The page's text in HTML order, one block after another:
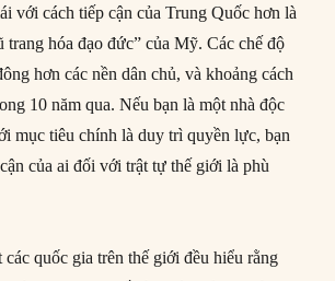
với cách tiếp cận của Trung Quốc hơn là
hóa đạo đức” của Mỹ. Các chế độ
hơn các nền dân chủ, và khoảng cách
10 năm qua. Nếu bạn là một nhà độc
mục tiêu chính là duy trì quyền lực, bạn
của ai đối với trật tự thế giới là phù
các quốc gia trên thế giới đều hiểu rằng